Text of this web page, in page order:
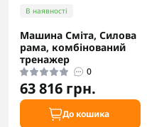
В наявності
Машина Сміта, Силова
рама, комбінований
тренажер
0
63 816 грн.
До кошика